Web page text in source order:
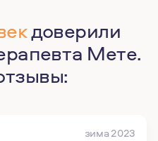
доверили
Мете.
зима 2023